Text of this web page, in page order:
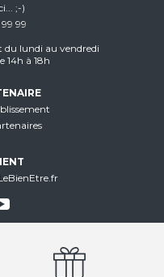
;-)
99
du lundi au vendredi
14h à 18h